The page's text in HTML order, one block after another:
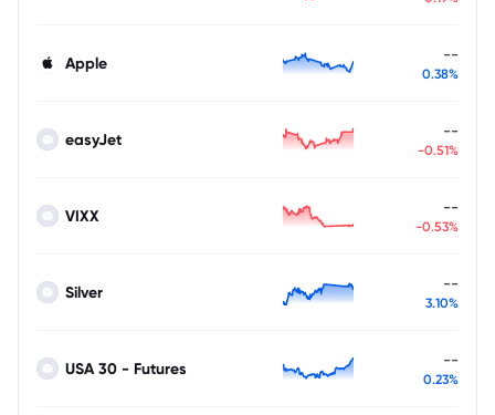
Apple --
0.38%
easyJet --
-0.51%
VIXX --
-0.53%
Silver --
3.10%
USA 30 - Futures --
0.23%